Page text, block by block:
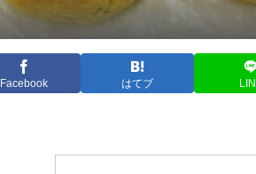
Facebook はてブ